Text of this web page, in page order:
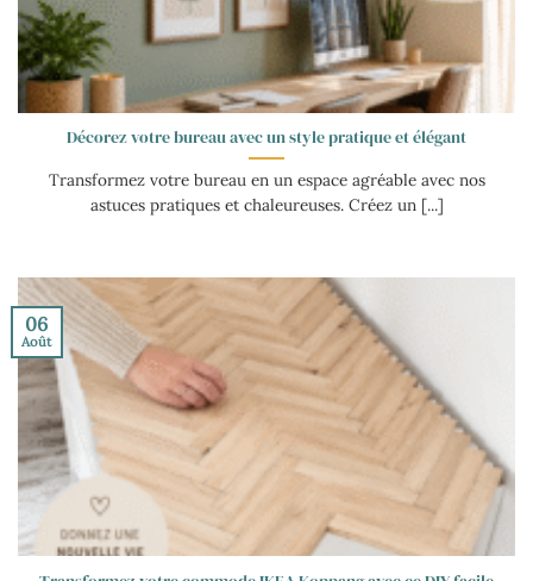
Décorez votre bureau avec un style pratique et élégant
Transformez votre bureau en un espace agréable avec nos
astuces pratiques et chaleureuses. Créez un [...]
06
Août